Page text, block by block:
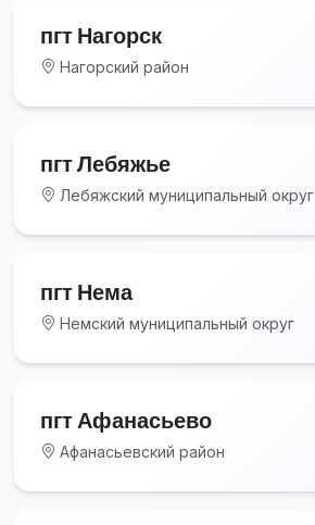
пгт Нагорск
Нагорский район
пгт Лебяжье
Лебяжский муниципальный округ
пгт Нема
Немский муниципальный округ
пгт Афанасьево
Афанасьевский район